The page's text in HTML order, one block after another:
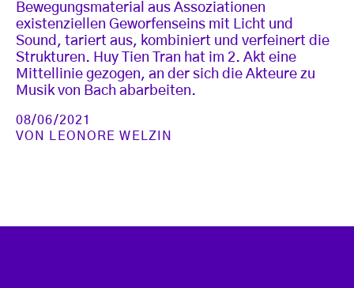
Bewegungsmaterial aus Assoziationen
existenziellen Geworfenseins mit Licht und
Sound, tariert aus, kombiniert und verfeinert die
Strukturen. Huy Tien Tran hat im 2. Akt eine
Mittellinie gezogen, an der sich die Akteure zu
Musik von Bach abarbeiten.
08/06/2021
VON
LEONORE WELZIN